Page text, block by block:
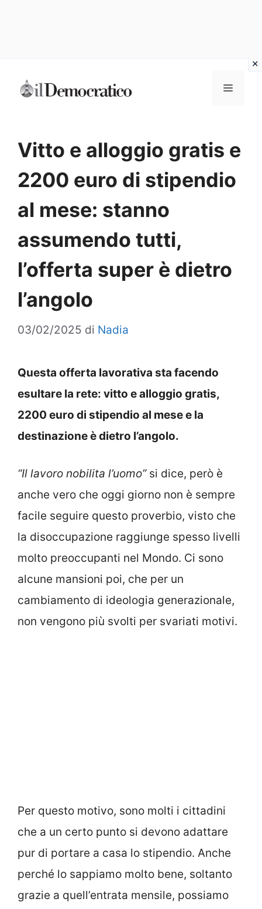
Menu
Vitto e alloggio gratis e
2200 euro di stipendio
al mese: stanno
assumendo tutti,
l’offerta super è dietro
l’angolo
03/02/2025 di Nadia
Questa offerta lavorativa sta facendo
esultare la rete: vitto e alloggio gratis,
2200 euro di stipendio al mese e la
destinazione è dietro l’angolo.
“Il lavoro nobilita l’uomo”si dice, però è
anche vero che oggi giorno non è sempre
facile seguire questo proverbio, visto che
la disoccupazione raggiunge spesso livelli
molto preoccupanti nel Mondo. Ci sono
alcune mansioni poi, che per un
cambiamento di ideologia generazionale,
non vengono più svolti per svariati motivi.
Per questo motivo, sono molti i cittadini
che a un certo punto si devono adattare
pur di portare a casa lo stipendio. Anche
perché lo sappiamo molto bene, soltanto
grazie a quell’entrata mensile, possiamo